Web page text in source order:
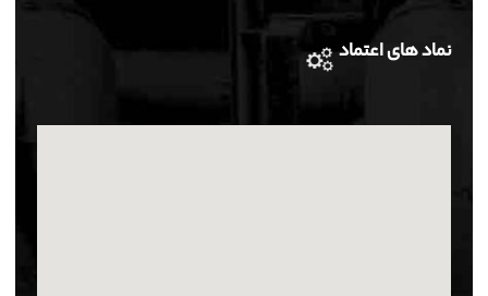
نماد های اعتماد